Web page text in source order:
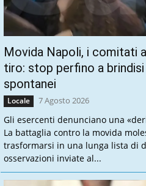
Movida Napoli, i comitati
tiro: stop perfino a
spontanei
Locale 7 Agosto 2026
Gli esercenti denunciano una
La battaglia contro la movida
trasformarsi in una lunga lista di
osservazioni inviate al...